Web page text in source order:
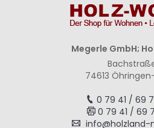
Megerle GmbH;
Bachstraße
74613
0 79 41 / 69
0 79 41 / 69
info@holzland-